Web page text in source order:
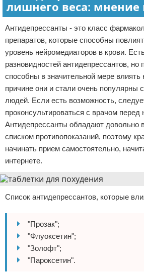
лишнего веса: мнение
Антидепрессанты - это класс
препаратов, которые способны
уровень нейромедиаторов в крови.
разновидностей антидепрессантов, но
способны в значительной мере влиять
причине они и стали очень популярны
людей. Если есть возможность,
проконсультироваться с врачом
Антидепрессанты обладают довольно
списком противопоказаний, поэтому
начинать прием самостоятельно,
интернете.
Список антидепрессантов, которые
"Прозак";
"Флуоксетин";
"Золофт";
"Пароксетин".